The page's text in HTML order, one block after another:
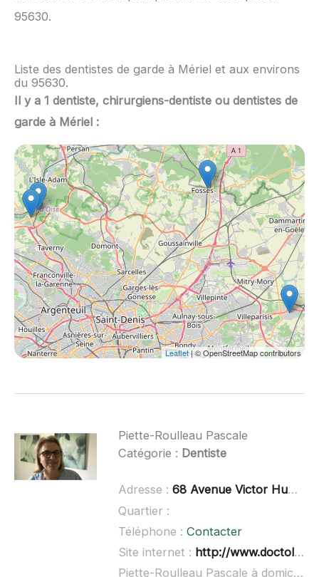
95630.
Liste des dentistes de garde à Mériel et aux environs
du 95630.
Il y a 1 dentiste, chirurgiens-dentiste ou dentistes de
garde à Mériel :
Leaflet| © OpenStreetMap contributors
Piette-Roulleau Pascale
Catégorie : Dentiste
Adresse : 68 Avenue Victor Hugo, 95630 Mériel
Quartier :
Téléphone : Contacter
Site internet : http://www.doctolib.fr/dentiste/meriel/pascale-piette-roulleau
Piette-Roulleau Pascale à domicile :